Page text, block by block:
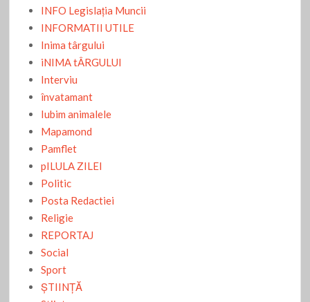
INFO Legislaţia Muncii
INFORMATII UTILE
Inima târgului
iNIMA tÂRGULUI
Interviu
învatamant
Iubim animalele
Mapamond
Pamflet
pILULA ZILEI
Politic
Posta Redactiei
Religie
REPORTAJ
Social
Sport
ŞTIINŢĂ